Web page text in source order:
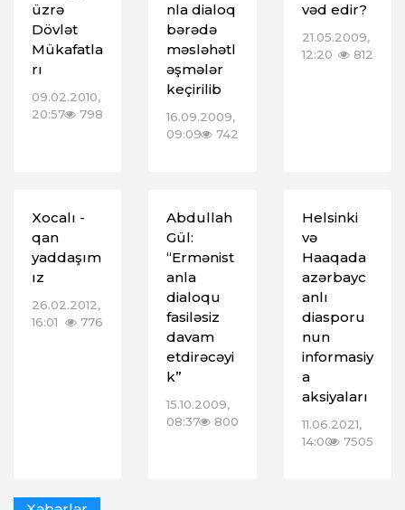
üzrə
Dövlət
Mükafatla
rı
09.02.2010,
20:57
798
nla dialoq
bərədə
məsləhətl
əşmələr
keçirilib
16.09.2009,
09:09
742
vəd edir?
21.05.2009,
12:20
812
Xocalı -
qan
yaddaşım
ız
26.02.2012,
16:01
776
Abdullah
Gül:
“Ermənist
anla
dialoqu
fasiləsiz
davam
etdirəcəyi
k”
15.10.2009,
08:37
800
Helsinki
və
Haaqada
azərbayc
anlı
diasporu
nun
informasiy
a
aksiyaları
11.06.2021,
14:00 7505